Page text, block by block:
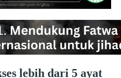
lebih dari 5 ayat